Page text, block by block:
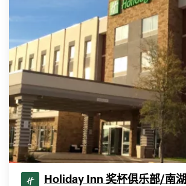
Holiday Inn 奖杯俱乐部/南湖